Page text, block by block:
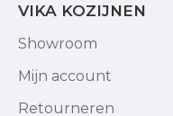
VIKA KOZIJNEN
Showroom
Mijn account
Retourneren